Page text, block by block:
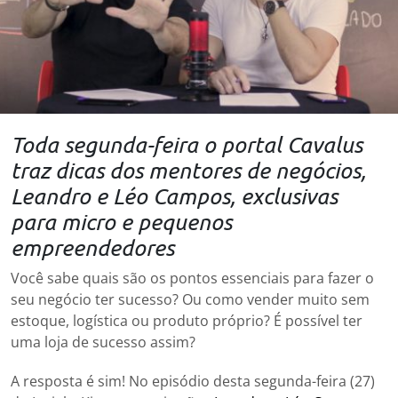
Toda segunda-feira o portal Cavalus
traz dicas dos mentores de negócios,
Leandro e Léo Campos, exclusivas
para micro e pequenos
empreendedores
Você sabe quais são os pontos essenciais para fazer o
seu negócio ter sucesso? Ou como vender muito sem
estoque, logística ou produto próprio? É possível ter
uma loja de sucesso assim?
A resposta é sim! No episódio desta segunda-feira (27)